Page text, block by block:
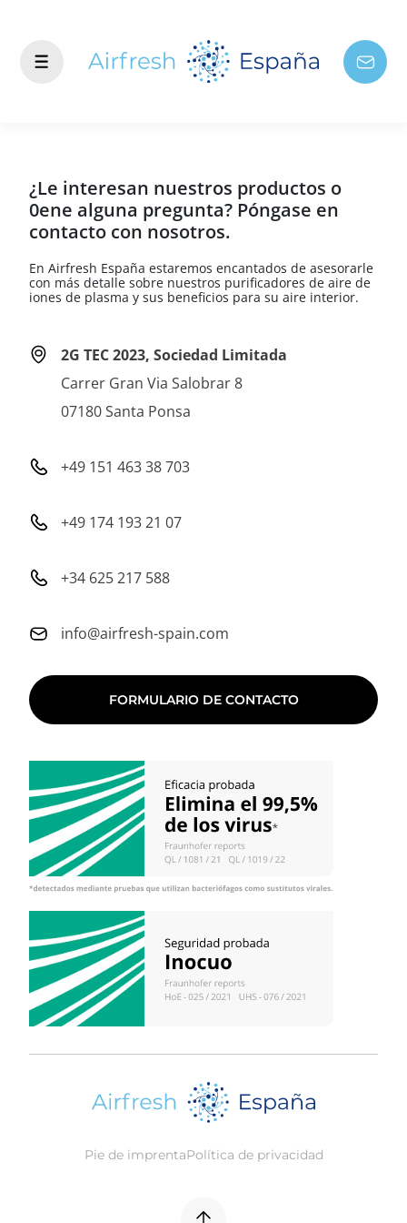
¿Le interesan nuestros productos o
0ene alguna pregunta? Póngase en
contacto con nosotros.
En Airfresh España estaremos encantados de asesorarle
con más detalle sobre nuestros purificadores de aire de
iones de plasma y sus beneficios para su aire interior.
2G TEC 2023, Sociedad Limitada
Carrer Gran Via Salobrar 8
07180 Santa Ponsa
+49 151 463 38 703
+49 174 193 21 07
+34 625 217 588
info@airfresh-spain.com
FORMULARIO DE CONTACTO
Pie de imprentaPolítica de privacidad